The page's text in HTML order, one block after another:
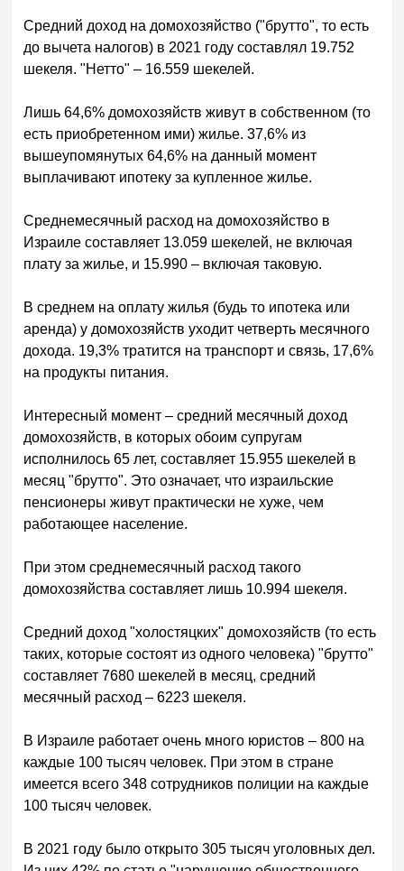
Средний доход на домохозяйство ("брутто", то есть
до вычета налогов) в 2021 году составлял 19.752
шекеля. "Нетто" – 16.559 шекелей.
Лишь 64,6% домохозяйств живут в собственном (то
есть приобретенном ими) жилье. 37,6% из
вышеупомянутых 64,6% на данный момент
выплачивают ипотеку за купленное жилье.
Среднемесячный расход на домохозяйство в
Израиле составляет 13.059 шекелей, не включая
плату за жилье, и 15.990 – включая таковую.
В среднем на оплату жилья (будь то ипотека или
аренда) у домохозяйств уходит четверть месячного
дохода. 19,3% тратится на транспорт и связь, 17,6%
на продукты питания.
Интересный момент – средний месячный доход
домохозяйств, в которых обоим супругам
исполнилось 65 лет, составляет 15.955 шекелей в
месяц "брутто". Это означает, что израильские
пенсионеры живут практически не хуже, чем
работающее население.
При этом среднемесячный расход такого
домохозяйства составляет лишь 10.994 шекеля.
Средний доход "холостяцких" домохозяйств (то есть
таких, которые состоят из одного человека) "брутто"
составляет 7680 шекелей в месяц, средний
месячный расход – 6223 шекеля.
В Израиле работает очень много юристов – 800 на
каждые 100 тысяч человек. При этом в стране
имеется всего 348 сотрудников полиции на каждые
100 тысяч человек.
В 2021 году было открыто 305 тысяч уголовных дел.